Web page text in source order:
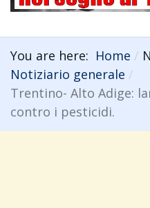
You are here: Home
Notiziario generale
Trentino- Alto Adige:
contro i pesticidi.